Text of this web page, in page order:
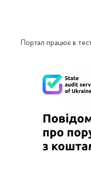
Портал працює в